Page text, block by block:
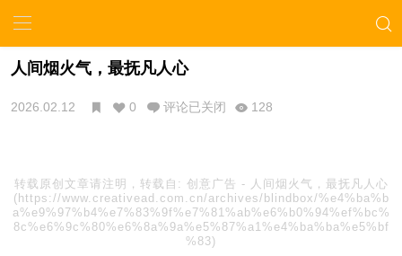
人间烟火气，最抚凡人心
2026.02.12 0 评论已关闭 128
转载原创文章请注明，转载自: 创意广告 - 人间烟火气，最抚凡人心
(https://www.creativead.com.cn/archives/blindbox/%e4%ba%b
a%e9%97%b4%e7%83%9f%e7%81%ab%e6%b0%94%ef%bc%
8c%e6%9c%80%e6%8a%9a%e5%87%a1%e4%ba%ba%e5%bf
%83)